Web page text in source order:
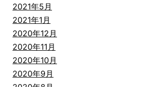
2021年5月
2021年1月
2020年12月
2020年11月
2020年10月
2020年9月